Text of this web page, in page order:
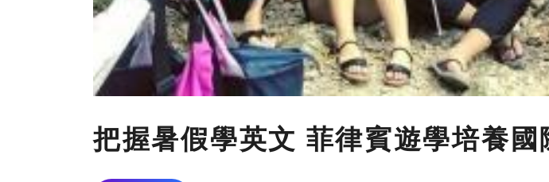
把握暑假學英文 菲律賓遊學培養國